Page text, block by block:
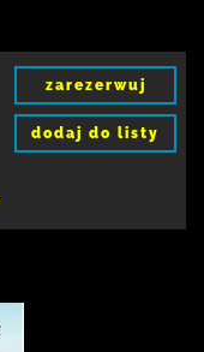
zarezerwuj
dodaj do listy